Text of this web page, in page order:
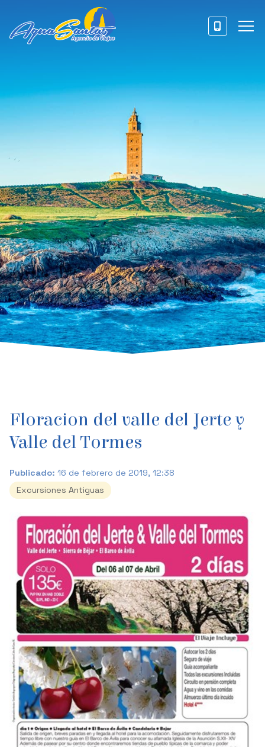
Floracion del valle del Jerte y
Valle del Tormes
Publicado: 16 de febrero de 2019, 12:38
Excursiones Antiguas